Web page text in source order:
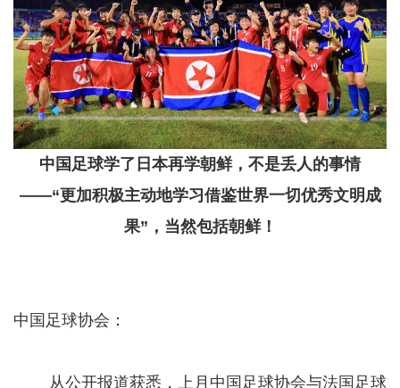
中国足球学了日本再学朝鲜，不是丢人的事情
——“更加积极主动地学习借鉴世界一切优秀文明成
果”，当然包括朝鲜！
中国足球协会：
从公开报道获悉，上月中国足球协会与法国足球